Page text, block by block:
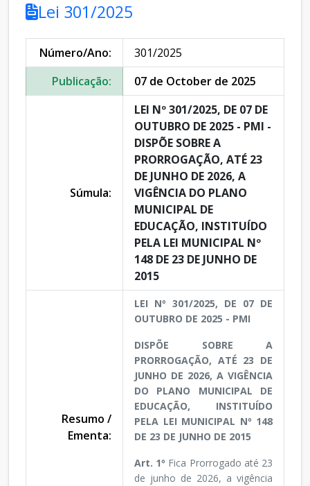
Lei 301/2025
Número/Ano:
301/2025
Publicação:
07 de October de 2025
Súmula:
LEI Nº 301/2025, DE 07 DE
OUTUBRO DE 2025 - PMI -
DISPÕE SOBRE A
PRORROGAÇÃO, ATÉ 23
DE JUNHO DE 2026, A
VIGÊNCIA DO PLANO
MUNICIPAL DE
EDUCAÇÃO, INSTITUÍDO
PELA LEI MUNICIPAL Nº
148 DE 23 DE JUNHO DE
2015
Resumo /
Ementa:
LEI Nº 301/2025, DE 07 DE
OUTUBRO DE 2025 - PMI
DISPÕE SOBRE A
PRORROGAÇÃO, ATÉ 23 DE
JUNHO DE 2026, A VIGÊNCIA
DO PLANO MUNICIPAL DE
EDUCAÇÃO, INSTITUÍDO
PELA LEI MUNICIPAL Nº 148
DE 23 DE JUNHO DE 2015
Art. 1º Fica Prorrogado até 23
de junho de 2026, a vigência